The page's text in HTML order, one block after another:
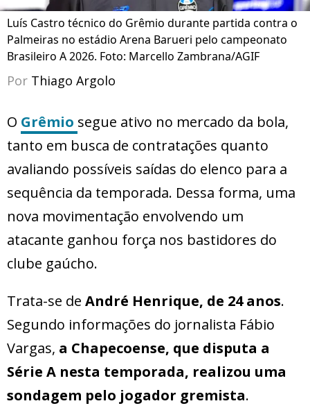
Luís Castro técnico do Grêmio durante partida contra o
Palmeiras no estádio Arena Barueri pelo campeonato
Brasileiro A 2026. Foto: Marcello Zambrana/AGIF
Por Thiago Argolo
O Grêmio segue ativo no mercado da bola,
tanto em busca de contratações quanto
avaliando possíveis saídas do elenco para a
sequência da temporada. Dessa forma, uma
nova movimentação envolvendo um
atacante ganhou força nos bastidores do
clube gaúcho.
Trata-se de André Henrique, de 24 anos.
Segundo informações do jornalista Fábio
Vargas, a Chapecoense, que disputa a
Série A nesta temporada, realizou uma
sondagem pelo jogador gremista.